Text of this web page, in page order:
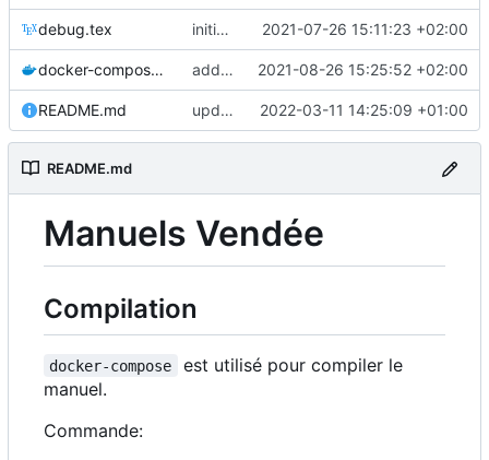
debug.tex initial commit 2021-07-26 15:11:23 +02:00
docker-compose.yaml add admin manual to docker-compose 2021-08-26 15:25:52 +02:00
README.md update README 2022-03-11 14:25:09 +01:00
README.md
Manuels Vendée
Compilation
docker-compose
est utilisé pour compiler le
manuel.
Commande: